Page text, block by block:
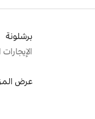
برشلونة
عرض